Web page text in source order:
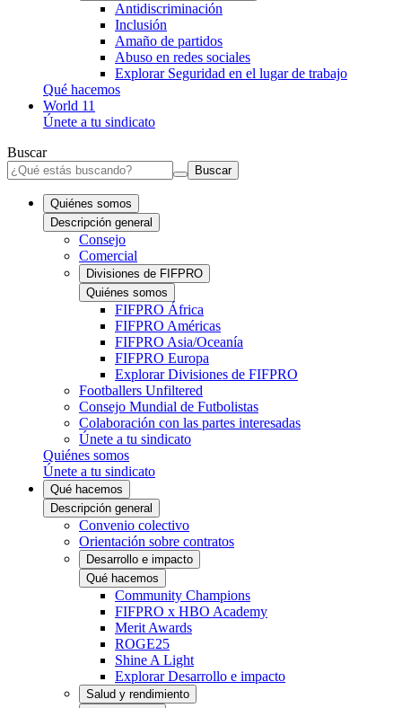
Antidiscriminación
Inclusión
Amaño de partidos
Abuso en redes sociales
Explorar Seguridad en el lugar de trabajo
Qué hacemos
World 11
Únete a tu sindicato
Buscar
Buscar
Quiénes somos
Descripción general
Consejo
Comercial
Divisiones de FIFPRO
Quiénes somos
FIFPRO África
FIFPRO Américas
FIFPRO Asia/Oceanía
FIFPRO Europa
Explorar Divisiones de FIFPRO
Footballers Unfiltered
Consejo Mundial de Futbolistas
Colaboración con las partes interesadas
Únete a tu sindicato
Quiénes somos
Únete a tu sindicato
Qué hacemos
Descripción general
Convenio colectivo
Orientación sobre contratos
Desarrollo e impacto
Qué hacemos
Community Champions
FIFPRO x HBO Academy
Merit Awards
ROGE25
Shine A Light
Explorar Desarrollo e impacto
Salud y rendimiento